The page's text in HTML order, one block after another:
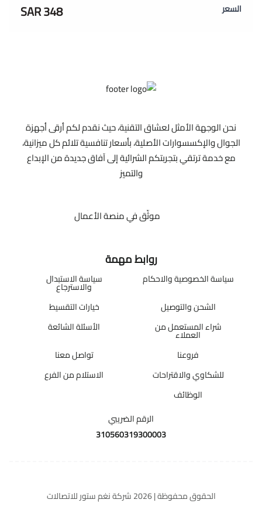
السعر 348 SAR
نحن الوجهة الأمثل لعشاق التقنية، حيث نقدم لكم أرقى أجهزة
الجوال والإكسسوارات الأصلية، بأسعار تنافسية تلائم كل ميزانية،
مع خدمة ترتقي بتجربتكم الشرائية إلى آفاق جديدة من الإبداع
والتميز
موثّق في منصة الأعمال
روابط مهمة
سياسة الخصوصية والاحكام سياسة الاستبدال
والاسترجاع
الشحن والتوصيل
خيارات التقسيط
شراء المستعمل من
العملاء
الأسئلة الشائعة
فروعنا
تواصل معنا
للشكاوي والاقتراحات
الاستلام من الفرع
الوظائف
الرقم الضريبي
310560319300003
الحقوق محفوظة | 2026 شركة نغم ستور للاتصالات